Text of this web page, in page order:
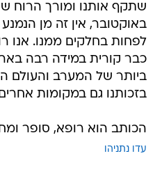
באוקטובר, אין זה מן
לפחות בחלקים ממנו. אנו
כבר קורית במידה רבה
ביותר של המערב והעולם
בזכותנו גם במקומות
הכותב הוא רופא, סופר
עדו נתניהו